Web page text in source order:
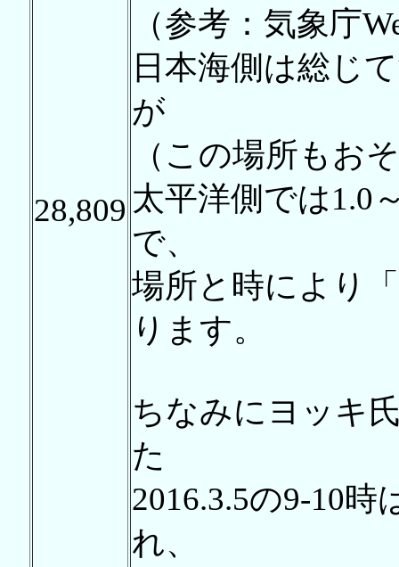
28,809
（参考：気象庁
日本海側は総じ
が
（この場所もお
太平洋側では1.0
で、
場所と時により
ります。
ちなみにヨッキ
た
2016.3.5の9-10
れ、